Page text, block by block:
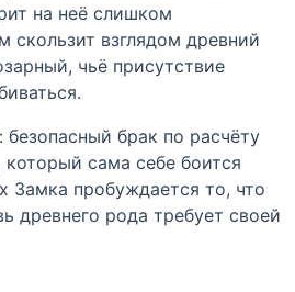
на неё слишком
скользит взглядом древний
чьё присутствие
брак по расчёту
который сама себе боится
Замка пробуждается то, что
древнего рода требует своей